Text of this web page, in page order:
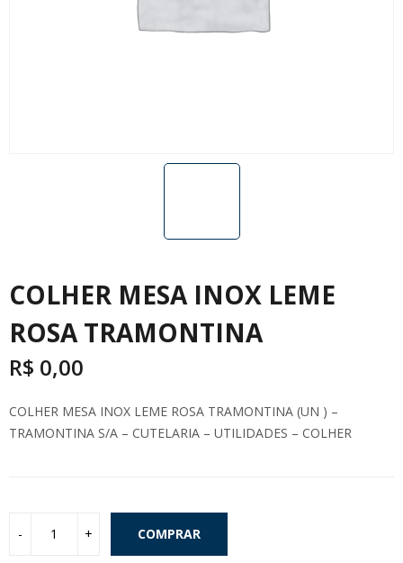
COLHER MESA INOX LEME
ROSA TRAMONTINA
R$ 0,00
COLHER MESA INOX LEME ROSA TRAMONTINA (UN ) –
TRAMONTINA S/A – CUTELARIA – UTILIDADES – COLHER
COMPRAR